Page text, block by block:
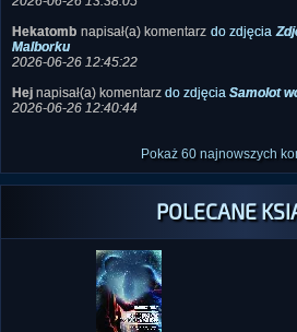
Hekatomb
napisał(a) komentarz do zdjęcia
Malborku
Hejnapisał(a) komentarz do zdjęcia
Samolot
Pokaż 60 najnowszych
POLECANE